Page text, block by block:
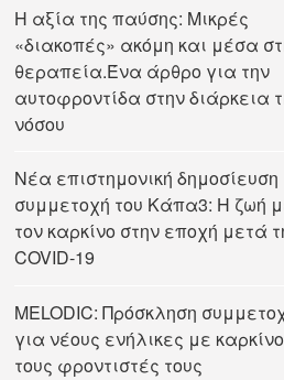
Η αξία της παύσης: Μικρές
«διακοπές» ακόμη και μέσα
θεραπεία.Ένα άρθρο για την
αυτοφροντίδα στην διάρκεια
νόσου
Νέα επιστημονική δημοσίευση
συμμετοχή του Κάπα3: Η ζωή
τον καρκίνο στην εποχή μετά
COVID-19
MELODIC: Πρόσκληση
για νέους ενήλικες με
τους φροντιστές τους